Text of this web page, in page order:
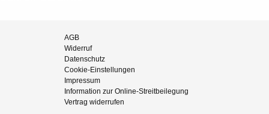
AGB
Widerruf
Datenschutz
Cookie-Einstellungen
Impressum
Information zur Online-Streitbeilegung
Vertrag widerrufen